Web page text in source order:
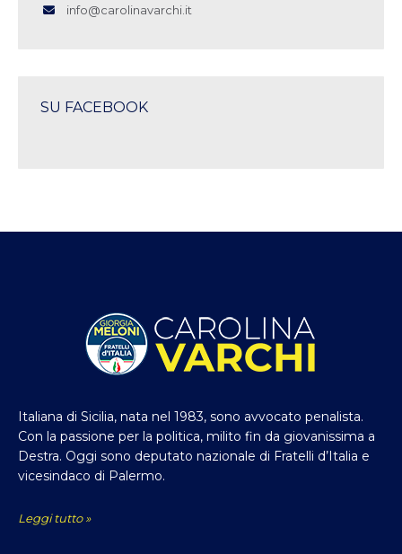
info@carolinavarchi.it
SU FACEBOOK
Italiana di Sicilia, nata nel 1983, sono avvocato penalista.
Con la passione per la politica, milito fin da giovanissima a
Destra. Oggi sono deputato nazionale di Fratelli d’Italia e
vicesindaco di Palermo.
Leggi tutto »